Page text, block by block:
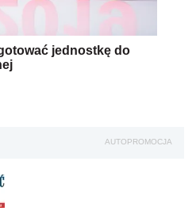
jednostkę do
AUTOPROMOCJA